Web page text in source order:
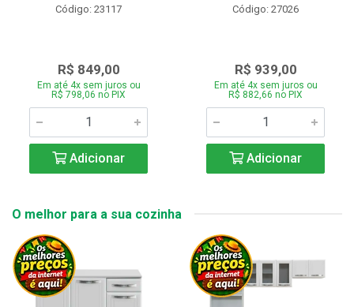
Código: 23117
R$ 849,00
Em até 4x sem juros ou
R$ 798,06 no PIX
Adicionar
Código: 27026
R$ 939,00
Em até 4x sem juros ou
R$ 882,66 no PIX
Adicionar
O melhor para a sua cozinha